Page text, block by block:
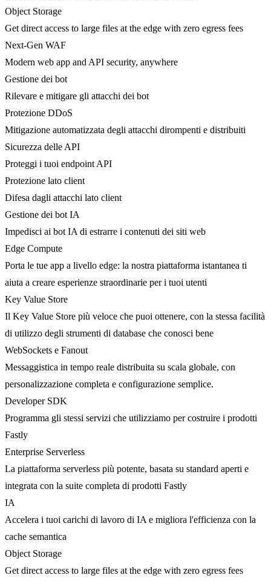
Object Storage
Get direct access to large files at the edge with zero egress fees
Next-Gen WAF
Modern web app and API security, anywhere
Gestione dei bot
Rilevare e mitigare gli attacchi dei bot
Protezione DDoS
Mitigazione automatizzata degli attacchi dirompenti e distribuiti
Sicurezza delle API
Proteggi i tuoi endpoint API
Protezione lato client
Difesa dagli attacchi lato client
Gestione dei bot IA
Impedisci ai bot IA di estrarre i contenuti dei siti web
Edge Compute
Porta le tue app a livello edge: la nostra piattaforma istantanea ti
aiuta a creare esperienze straordinarie per i tuoi utenti
Key Value Store
Il Key Value Store più veloce che puoi ottenere, con la stessa facilità
di utilizzo degli strumenti di database che conosci bene
WebSockets e Fanout
Messaggistica in tempo reale distribuita su scala globale, con
personalizzazione completa e configurazione semplice.
Developer SDK
Programma gli stessi servizi che utilizziamo per costruire i prodotti
Fastly
Enterprise Serverless
La piattaforma serverless più potente, basata su standard aperti e
integrata con la suite completa di prodotti Fastly
IA
Accelera i tuoi carichi di lavoro di IA e migliora l'efficienza con la
cache semantica
Object Storage
Get direct access to large files at the edge with zero egress fees